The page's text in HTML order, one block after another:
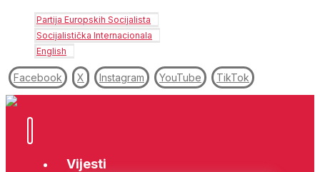
Partija Europskih Socijalista
Socijalistička Internacionala
English
Facebook X Instagram YouTube TikTok
Vijesti